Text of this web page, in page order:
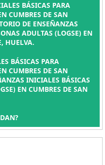
BÁSICAS PARA
CUMBRES DE SAN
DE ENSEÑANZAS
ADULTAS (LOGSE) EN
HUELVA.
BÁSICAS PARA
CUMBRES DE SAN
INICIALES BÁSICAS
EN CUMBRES DE SAN